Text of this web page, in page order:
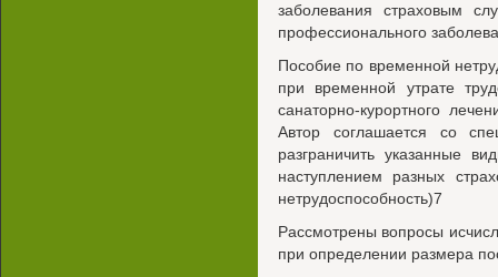
заболевания страховым
профессионального
Пособие по временной
при временной утрате
санаторно-курортного
Автор соглашается со
разграничить указанные
наступлением разных
нетрудоспособность)7
Рассмотрены вопросы
при определении размера